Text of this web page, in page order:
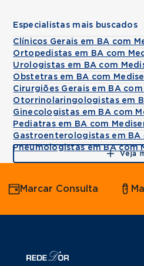
Especialistas mais buscados
Clínicos Gerais em BA com
Ortopedistas em BA com
Urologistas em BA com
Obstetras em BA com
Cirurgiões Gerais em BA
Otorrinolaringologistas em
Ginecologistas em BA com
Pediatras em BA com
Gastroenterologistas em BA
Pneumologistas em BA com
Veja
Marcar Consulta